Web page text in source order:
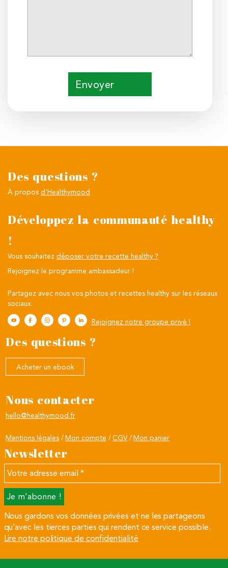
Envoyer
Des questions ?
À propos d'Healthymood
Développez la communauté healthy
!
Vous souhaitez déposer votre recette healthy ?
Rejoignez le programme ambassadeur !
Partagez avec nous vos photos et recettes healthy sur les réseaux
sociaux.
Rejoignez notre groupe privé !
Des questions ?
Acheter un ebook
Nous contacter
hello@healthymood.fr
Mentions légales Mon compte CGV Mon panier
Newsletter
Votre
email
Nous gardons vos données privées et ne les partageons
qu’avec les tierces parties qui rendent ce service possible.
Lire notre politique de confidentialité